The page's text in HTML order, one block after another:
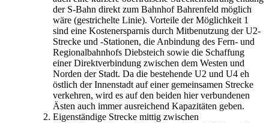
der S-Bahn direkt zum Bahnhof Bahrenfeld möglich
wäre (gestrichelte Linie). Vorteile der Möglichkeit 1
sind eine Kostenersparnis durch Mitbenutzung der U2-
Strecke und -Stationen, die Anbindung des Fern- und
Regionalbahnhofs Diebsteich sowie die Schaffung
einer Direktverbindung zwischen dem Westen und
Norden der Stadt. Da die bestehende U2 und U4 eh
östlich der Innenstadt auf einer gemeinsamen Strecke
verkehren, wird es auf den beiden hier verbundenen
Ästen auch immer ausreichend Kapazitäten geben.
Eigenständige Strecke mittig zwischen